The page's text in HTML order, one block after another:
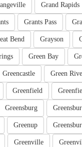
Grand Rapids
Grants Pass
Grayson
Bend
Green Bay
Green
Greencastle
Greenfield
Greensburg
Greenup
Greenville